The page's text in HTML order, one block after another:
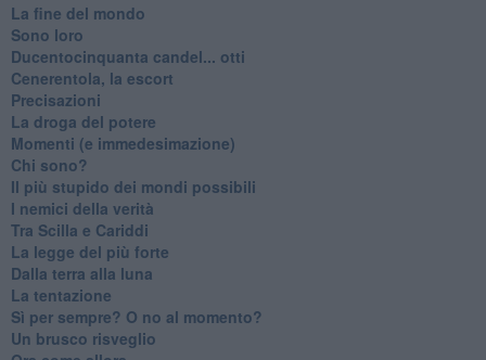
La fine del mondo
Sono loro
Ducentocinquanta candel... otti
Cenerentola, la escort
Precisazioni
La droga del potere
Momenti (e immedesimazione)
Chi sono?
Il più stupido dei mondi possibili
I nemici della verità
Tra Scilla e Cariddi
La legge del più forte
Dalla terra alla luna
La tentazione
​Sì per sempre? O no al momento?
Un brusco risveglio